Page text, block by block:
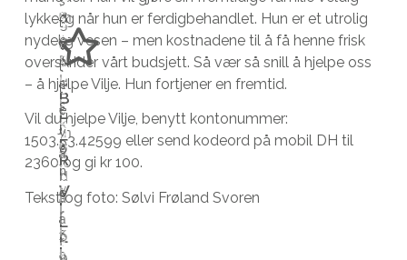
lykkelig når hun er ferdigbehandlet. Hun er et utrolig
nydelig vesen – men kostnadene til å få henne frisk
overskrider vårt budsjett. Så vær så snill å hjelpe oss
– å hjelpe Vilje. Hun fortjener en fremtid.
Vil du hjelpe Vilje, benytt kontonummer:
1503.53.42599 eller send kodeord på mobil DH til
2360 og gi kr 100.
Tekst og foto: Sølvi Frøland Svoren
m
a
l
d
r
i
b
l
i
r
f
g
e
l
i
v
m
e
d
a
l
t
S
K
A
T
T
E
R
H
j
e
l
p
o
e
r
k
l
a
r
e
t
i
l
å
B
L
I
F
R
I
V
I
L
L
I
e
,
s
l
i
k
a
t
v
i
k
a
p
e
d
y
r
e
n
e
s
l
i
k
i
r
k
e
n
d
e
t
i
l
a
t
ø
t
t
e
v
å
r
t
a
r
d
o
n
a
s
j
o
n
e
r
o